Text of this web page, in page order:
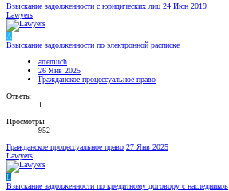
Взыскание задолженности с юридических лиц 24 Июн 2019
Lawyers
A
Взыскание задолженности по электронной расписке
artemuch
26 Янв 2025
Гражданское процессуальное право
Ответы
1
Просмотры
952
Гражданское процессуальное право 27 Янв 2025
Lawyers
L
Взыскание задолженности по кредитному договору с наследников